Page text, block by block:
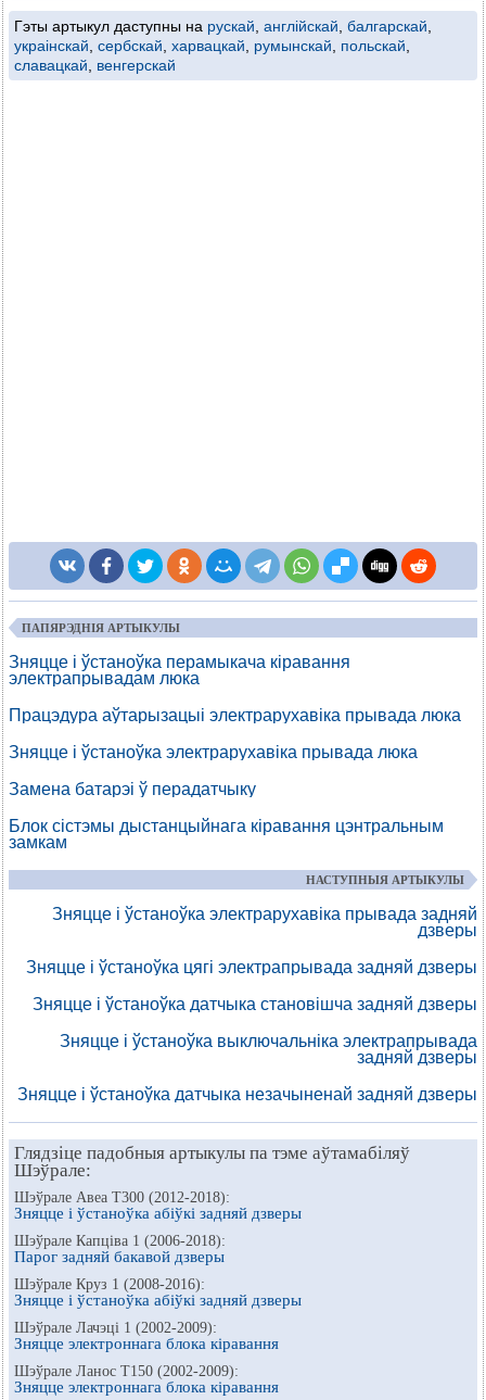
Гэты артыкул даступны на рускай англійскай балгарскай
украінскай сербскай харвацкай румынскай польскай
славацкай
венгерскай
ПАПЯРЭДНІЯ АРТЫКУЛЫ
Зняцце і ўстаноўка перамыкача кіравання
электрапрывадам люка
Працэдура аўтарызацыі электрарухавіка прывада люка
Зняцце і ўстаноўка электрарухавіка прывада люка
Замена батарэі ў перадатчыку
Блок сістэмы дыстанцыйнага кіравання цэнтральным
замкам
НАСТУПНЫЯ АРТЫКУЛЫ
Зняцце і ўстаноўка электрарухавіка прывада задняй
дзверы
Зняцце і ўстаноўка цягі электрапрывада задняй дзверы
Зняцце і ўстаноўка датчыка становішча задняй дзверы
Зняцце і ўстаноўка выключальніка электрапрывада
задняй дзверы
Зняцце і ўстаноўка датчыка незачыненай задняй дзверы
Глядзіце падобныя артыкулы па тэме аўтамабіляў
Шэўрале:
Шэўрале Авеа Т300 (2012-2018):
Зняцце і ўстаноўка абіўкі задняй дзверы
Шэўрале Капціва 1 (2006-2018):
Парог задняй бакавой дзверы
Шэўрале Круз 1 (2008-2016):
Зняцце і ўстаноўка абіўкі задняй дзверы
Шэўрале Лачэці 1 (2002-2009):
Зняцце электроннага блока кіравання
Шэўрале Ланос Т150 (2002-2009):
Зняцце электроннага блока кіравання